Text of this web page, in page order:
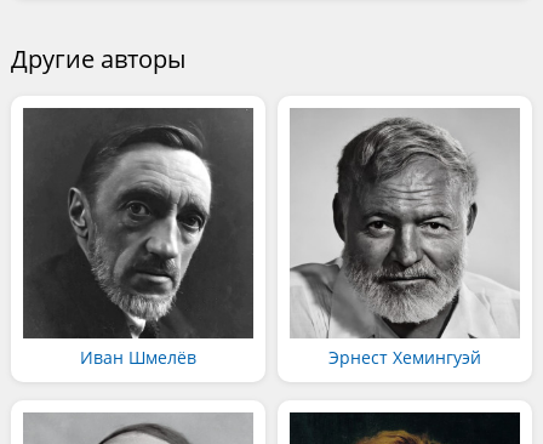
Другие авторы
Иван Шмелёв Эрнест Хемингуэй